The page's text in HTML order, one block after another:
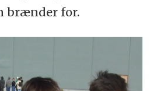
brænder for.